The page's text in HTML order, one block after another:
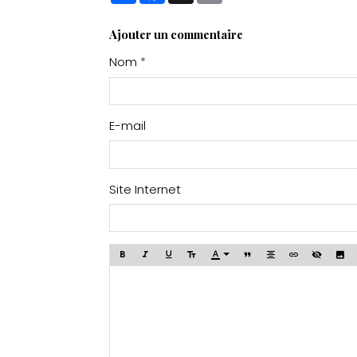
Somme.
Ajouter un commentaire
Nom
E-mail
Site Internet